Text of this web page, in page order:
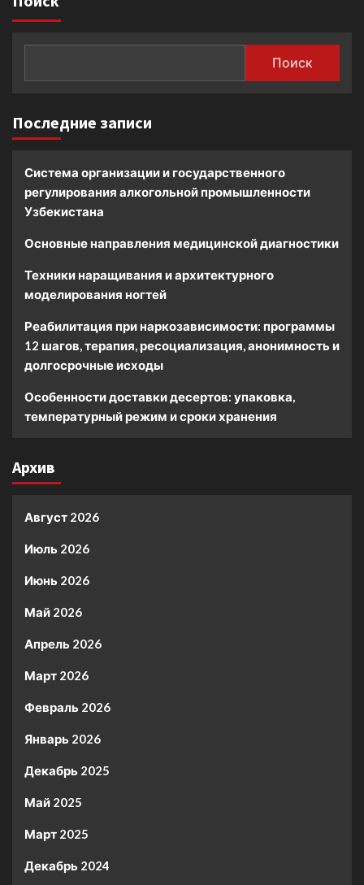
Поиск
Последние записи
Система организации и государственного
регулирования алкогольной промышленности
Узбекистана
Основные направления медицинской диагностики
Техники наращивания и архитектурного
моделирования ногтей
Реабилитация при наркозависимости: программы
12 шагов, терапия, ресоциализация, анонимность и
долгосрочные исходы
Особенности доставки десертов: упаковка,
температурный режим и сроки хранения
Архив
Август 2026
Июль 2026
Июнь 2026
Май 2026
Апрель 2026
Март 2026
Февраль 2026
Январь 2026
Декабрь 2025
Май 2025
Март 2025
Декабрь 2024